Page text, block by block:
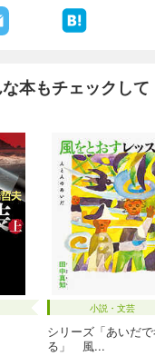
本もチェックして
小説・文芸
シリーズ「あいだ
る」 風...